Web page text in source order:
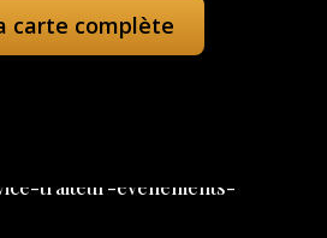
carte complète